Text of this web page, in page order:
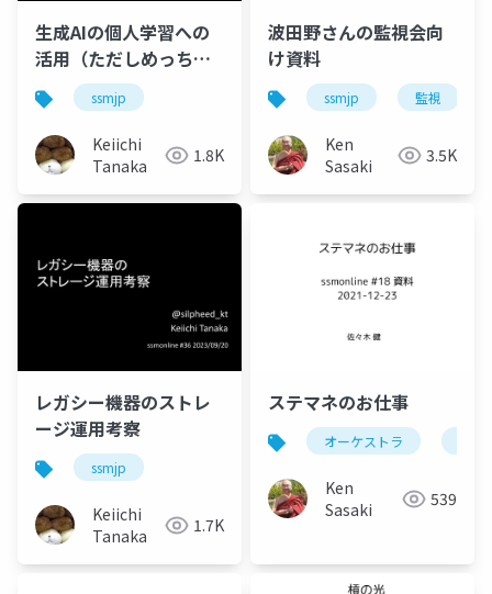
生成AIの個人学習への
活用（ただしめっちゃ
ゆるい）ssmjp
Keiichi
Tanaka
1.8K
波田野さんの監視会向
け資料
ssmjp 監視
Ken
Sasaki
3.5K
レガシー機器のストレ
ージ運用考察
ssmjp
Keiichi
Tanaka
1.7K
ステマネのお仕事
オーケストラ
Ken
Sasaki
539